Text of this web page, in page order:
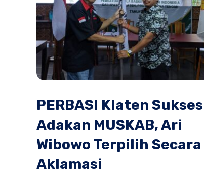
PERBASI Klaten Sukses
Adakan MUSKAB, Ari
Wibowo Terpilih Secara
Aklamasi